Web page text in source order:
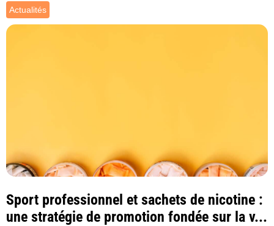
Actualités
Sport professionnel et sachets de nicotine :
une stratégie de promotion fondée sur la v...